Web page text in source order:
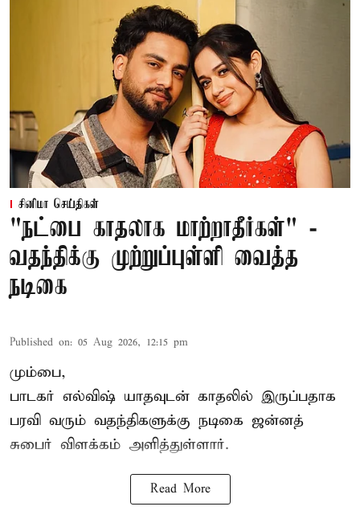
சினிமா செய்திகள்
"நட்பை காதலாக மாற்றாதீர்கள்" -
வதந்திக்கு முற்றுப்புள்ளி வைத்த
நடிகை
Published on: 05 Aug 2026, 12:15 pm
மும்பை,
பாடகர் எல்விஷ் யாதவுடன் காதலில் இருப்பதாக
பரவி வரும் வதந்திகளுக்கு நடிகை ஜன்னத்
சுபைர் விளக்கம் அளித்துள்ளார்.
Read More